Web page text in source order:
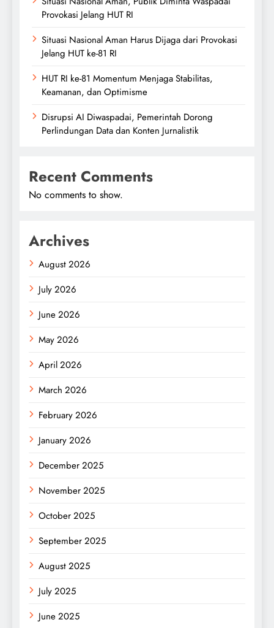
Provokasi Jelang HUT RI
Situasi Nasional Aman Harus Dijaga dari Provokasi
Jelang HUT ke-81 RI
HUT RI ke-81 Momentum Menjaga Stabilitas,
Keamanan, dan Optimisme
Disrupsi AI Diwaspadai, Pemerintah Dorong
Perlindungan Data dan Konten Jurnalistik
Recent Comments
No comments to show.
Archives
August 2026
July 2026
June 2026
May 2026
April 2026
March 2026
February 2026
January 2026
December 2025
November 2025
October 2025
September 2025
August 2025
July 2025
June 2025